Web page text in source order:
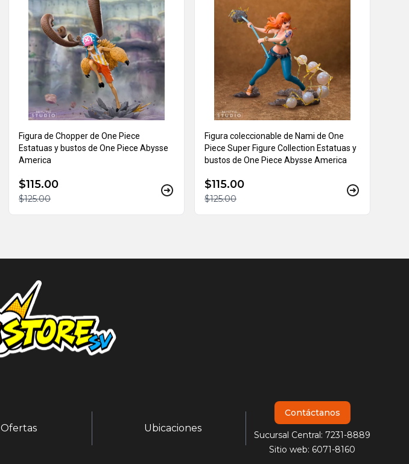
Figura de Chopper de One Piece
Estatuas y bustos de One Piece Abysse
America
$115.00
$125.00
Figura coleccionable de Nami de One
Piece Super Figure Collection Estatuas y
bustos de One Piece Abysse America
$115.00
$125.00
Ofertas Ubicaciones
Contáctanos
Sucursal Central: 7231-8889
Sitio web: 6071-8160